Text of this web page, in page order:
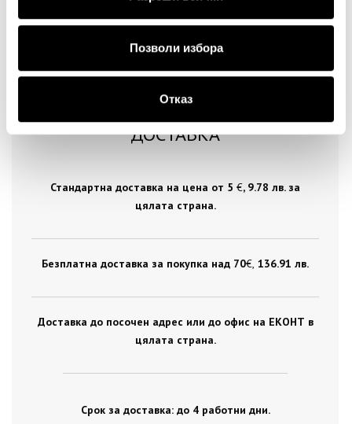
Позволи избора
Отказ
ДОСТАВКА
Стандартна доставка на цена от 5 €, 9.78 лв. за
цялата страна.
Безплатна доставка за покупка над 70€ , 136.91 лв.
Доставка до посочен адрес или до офис на ЕКОНТ в
цялата страна.
Срок за доставка: до 4 работни дни.